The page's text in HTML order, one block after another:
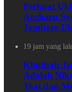
Perkuat
Ansharu
Jambore
19 jam yang
Khutbah
Adalah
Taat dan